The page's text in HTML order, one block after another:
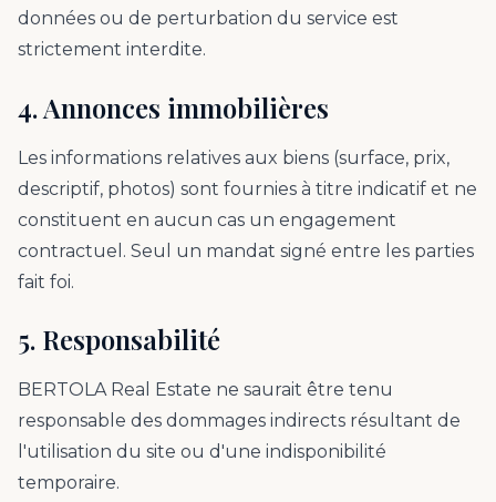
données ou de perturbation du service est
strictement interdite.
4. Annonces immobilières
Les informations relatives aux biens (surface, prix,
descriptif, photos) sont fournies à titre indicatif et ne
constituent en aucun cas un engagement
contractuel. Seul un mandat signé entre les parties
fait foi.
5. Responsabilité
BERTOLA Real Estate ne saurait être tenu
responsable des dommages indirects résultant de
l'utilisation du site ou d'une indisponibilité
temporaire.